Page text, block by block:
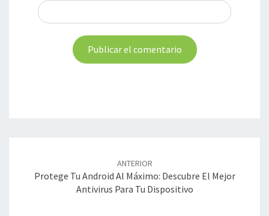
entradas
ANTERIOR
Protege Tu Android Al Máximo: Descubre El Mejor
Antivirus Para Tu Dispositivo